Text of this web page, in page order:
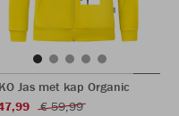
Jas met kap Organic
€ 59,99